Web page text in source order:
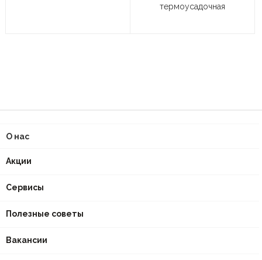
термоусадочная
О нас
Акции
Сервисы
Полезные советы
Вакансии